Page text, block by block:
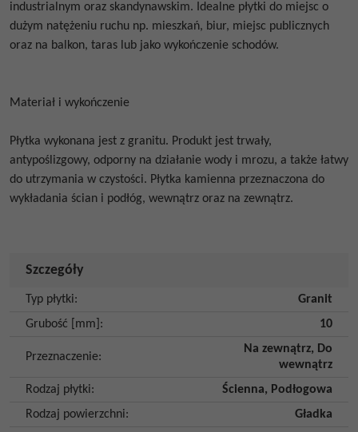
industrialnym oraz skandynawskim. Idealne płytki do miejsc o
dużym natężeniu ruchu np. mieszkań, biur, miejsc publicznych
oraz na balkon, taras lub jako wykończenie schodów.
Materiał i wykończenie
Płytka wykonana jest z granitu. Produkt jest trwały,
antypoślizgowy, odporny na działanie wody i mrozu, a także łatwy
do utrzymania w czystości. Płytka kamienna przeznaczona do
wykładania ścian i podłóg, wewnątrz oraz na zewnątrz.
Szczegóły
Typ płytki:
Granit
Grubość [mm] : 10
Przeznaczenie:
Na zewnątrz, Do
wewnątrz
Rodzaj płytki: Ścienna, Podłogowa
Rodzaj powierzchni:
Gładka